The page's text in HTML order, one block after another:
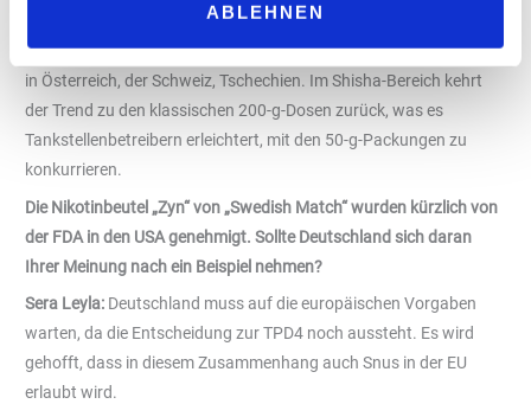
ABLEHNEN
Zudem wächst die Zahl der Konsumenten von Kautabak bzw.
Snus, vor allem in grenznahen Gebieten, wo Snus erlaubt ist, wie
in Österreich, der Schweiz, Tschechien. Im Shisha-Bereich kehrt
der Trend zu den klassischen 200-g-Dosen zurück, was es
Tankstellenbetreibern erleichtert, mit den 50-g-Packungen zu
konkurrieren.
Die Nikotinbeutel „Zyn“ von „Swedish Match“ wurden kürzlich von
der FDA in den USA genehmigt. Sollte Deutschland sich daran
Ihrer Meinung nach ein Beispiel nehmen?
Sera Leyla: Deutschland muss auf die europäischen Vorgaben
warten, da die Entscheidung zur TPD4 noch aussteht. Es wird
gehofft, dass in diesem Zusammenhang auch Snus in der EU
erlaubt wird.